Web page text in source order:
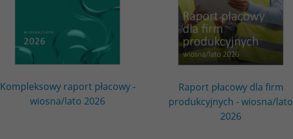
Kompleksowy raport płacowy -
wiosna/lato 2026
Raport płacowy dla firm
produkcyjnych - wiosna/lato
2026